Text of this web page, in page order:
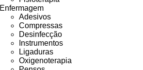
Enfermagem
Adesivos
Compressas
Desinfecção
Instrumentos
Ligaduras
Oxigenoterapia